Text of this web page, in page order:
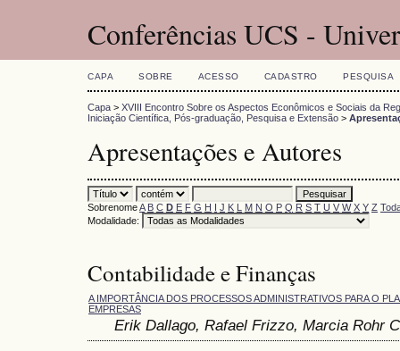
Conferências UCS -
CAPA SOBRE ACESSO CADASTRO PESQUISA
Capa > XVIII Encontro Sobre os Aspectos Econômicos e Sociais da
Iniciação Científica, Pós-graduação, Pesquisa e Extensão >
Apresentações e Autores
SobrenomeA B C D E F G H I J K L M N O P Q R S T U V W X Y Z
Modalidade:
Contabilidade e Finanças
A IMPORTÂNCIA DOS PROCESSOS ADMINISTRATIVOS PARA O
EMPRESAS
Erik Dallago, Rafael Frizzo, Marcia Rohr